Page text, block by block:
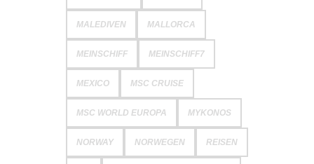
MALEDIVEN MALLORCA
MEINSCHIFF MEINSCHIFF7
MEXICO MSC CRUISE
MSC WORLD EUROPA MYKONOS
NORWAY NORWEGEN REISEN